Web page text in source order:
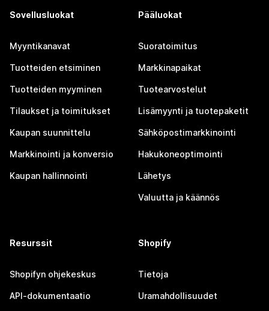
Sovellusluokat
Myyntikanavat
Tuotteiden etsiminen
Tuotteiden myyminen
Tilaukset ja toimitukset
Kaupan suunnittelu
Markkinointi ja konversio
Kaupan hallinnointi
Pääluokat
Suoratoimitus
Markkinapaikat
Tuotearvostelut
Lisämyynti ja tuotepaketit
Sähköpostimarkkinointi
Hakukoneoptimointi
Lähetys
Valuutta ja käännös
Resurssit
Shopifyn ohjekeskus
API-dokumentaatio
Shopify
Tietoja
Uramahdollisuudet